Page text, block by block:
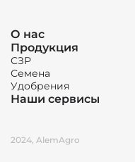
О нас
Продукция
СЗР
Семена
Удобрения
Наши сервисы
2024, AlemAgro